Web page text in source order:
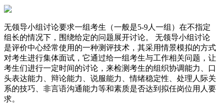
无领导小组讨论要求一组考生（一般是5-9人一组）在不指定
组长的情况下，围绕给定的问题展开讨论。 无领导小组讨论
是评价中心经常使用的一种测评技术，其采用情景模拟的方式
对考生进行集体面试，它通过给一组考生与工作相关问题，让
考生们进行一定时间的讨论，来检测考生的组织协调能力、口
头表达能力、辩论能力、说服能力、情绪稳定性、处理人际关
系的技巧、非言语沟通能力等和素质是否达到拟任岗位用人要
求。